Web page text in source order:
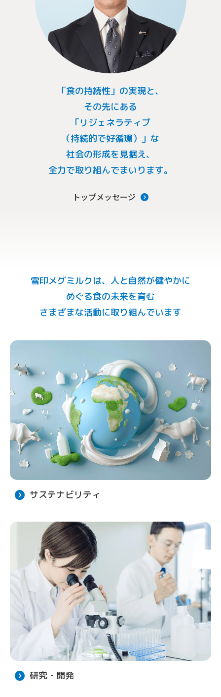
「食の持続性」の実現と、
その先にある
「リジェネラティブ
（持続的で好循環）」な
社会の形成を見据え、
全力で取り組んでまいります。
トップメッセージ
雪印メグミルクは、人と自然が健やかに
めぐる食の未来を育む
さまざまな活動に取り組んでいます
サステナビリティ
研究・開発